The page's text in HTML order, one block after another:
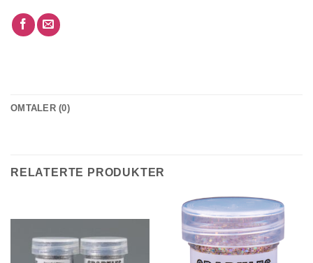
OMTALER (0)
RELATERTE PRODUKTER